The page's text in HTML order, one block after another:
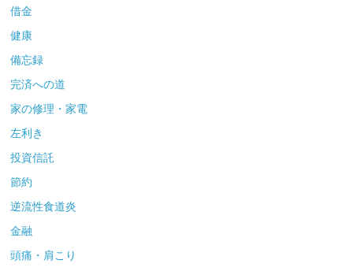
借金
健康
備忘録
完済への道
家の修理・家電
左利き
投資信託
節約
逆流性食道炎
金融
頭痛・肩こり